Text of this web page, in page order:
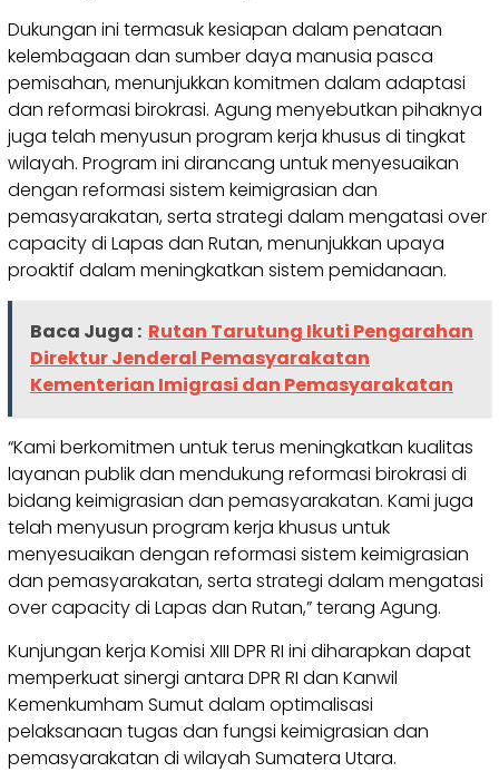
Dukungan ini termasuk kesiapan dalam penataan
kelembagaan dan sumber daya manusia pasca
pemisahan, menunjukkan komitmen dalam adaptasi
dan reformasi birokrasi. Agung menyebutkan pihaknya
juga telah menyusun program kerja khusus di tingkat
wilayah. Program ini dirancang untuk menyesuaikan
dengan reformasi sistem keimigrasian dan
pemasyarakatan, serta strategi dalam mengatasi over
capacity di Lapas dan Rutan, menunjukkan upaya
proaktif dalam meningkatkan sistem pemidanaan.
Baca Juga : Rutan Tarutung Ikuti Pengarahan
Direktur Jenderal Pemasyarakatan
Kementerian Imigrasi dan Pemasyarakatan
“Kami berkomitmen untuk terus meningkatkan kualitas
layanan publik dan mendukung reformasi birokrasi di
bidang keimigrasian dan pemasyarakatan. Kami juga
telah menyusun program kerja khusus untuk
menyesuaikan dengan reformasi sistem keimigrasian
dan pemasyarakatan, serta strategi dalam mengatasi
over capacity di Lapas dan Rutan,” terang Agung.
Kunjungan kerja Komisi XIII DPR RI ini diharapkan dapat
memperkuat sinergi antara DPR RI dan Kanwil
Kemenkumham Sumut dalam optimalisasi
pelaksanaan tugas dan fungsi keimigrasian dan
pemasyarakatan di wilayah Sumatera Utara.